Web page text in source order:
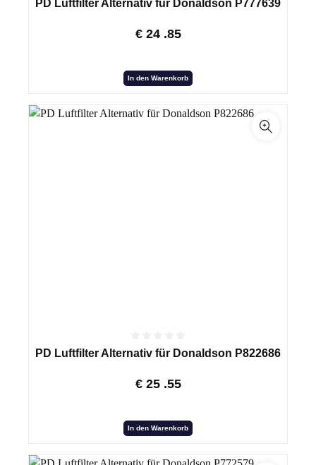
PD Luftfilter Alternativ für Donaldson P777639
€ 24 .85
In den Warenkorb
PD Luftfilter Alternativ für Donaldson P822686
€ 25 .55
In den Warenkorb